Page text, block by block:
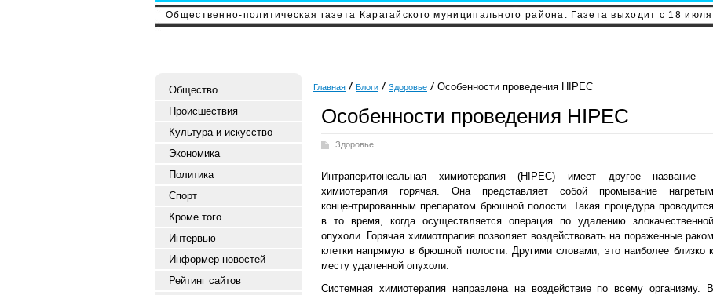
Общественно-политическая газета Карагайского муниципального района. Газета выходит с 18
Общество
Происшествия
Культура и искусство
Экономика
Политика
Спорт
Кроме того
Интервью
Информер новостей
Рейтинг сайтов
Главная Блоги Здоровье Особенности проведения HIPEC
Особенности проведения HIPEC
Здоровье
Интраперитонеальная химиотерапия (HIPEC) имеет другое название –
химиотерапия горячая. Она представляет собой промывание нагретым
концентрированным препаратом брюшной полости. Такая процедура проводится
в то время, когда осуществляется операция по удалению злокачественной
опухоли. Горячая химиотпрапия позволяет воздействовать на пораженные раком
клетки напрямую в брюшной полости. Другими словами, это наиболее близко к
месту удаленной опухоли.
Системная химиотерапия направлена на воздействие по всему организму. В